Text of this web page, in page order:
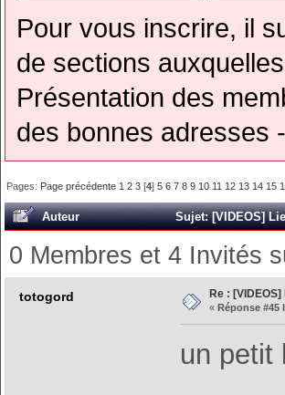
Pour vous inscrire, il
de sections
Présentation des
des bonnes adresses
Pages: Page précédente 1 2 3 [4]5 6 7 8 9 10 11 12 13 14 15
Auteur Sujet: [VIDEOS]
0 Membres et 4 Invités
totogord Re :
« Réponse #45
un petit